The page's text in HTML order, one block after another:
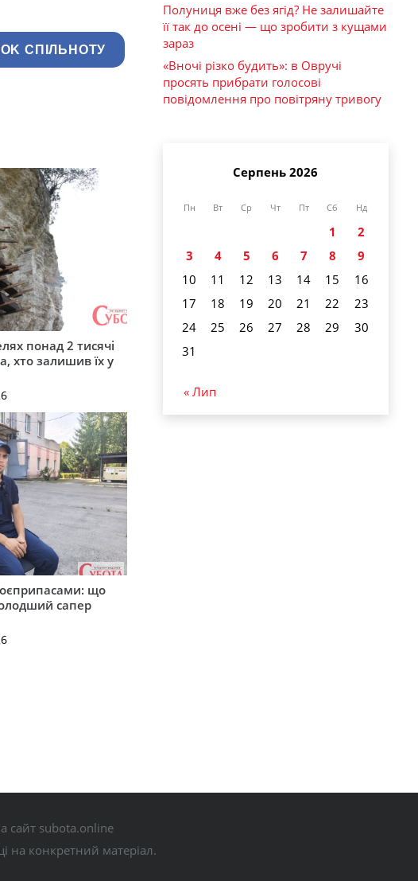
СПІЛЬНОТУ
понад 2 тисячі
хто залишив їх у
що
сапер
Полуниця вже без ягід? Не залишайте
її так до осені — що зробити з кущами
зараз
«Вночі різко будить»: в Овручі
просять прибрати голосові
повідомлення про повітряну тривогу
Серпень 2026
Пн Вт Ср Чт Пт Сб Нд
1
2
3
4 5 6 7 8
9
10
11 12 13 14 15
16
17
18 19 20 21 22
23
24
25 26 27 28 29
30
31
« Лип
сайт subota.online
на конкретний матеріал.